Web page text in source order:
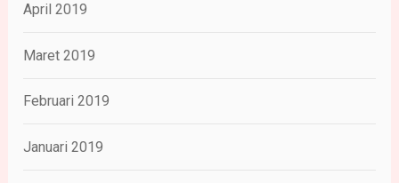
April 2019
Maret 2019
Februari 2019
Januari 2019